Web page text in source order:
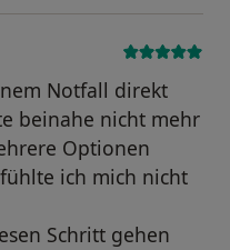
Notfall direkt
beinahe nicht mehr
Optionen
ich mich nicht
Schritt gehen